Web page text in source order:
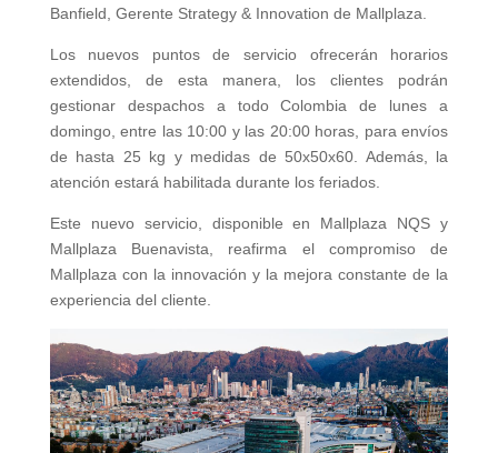
Banfield, Gerente Strategy & Innovation de Mallplaza.
Los nuevos puntos de servicio ofrecerán horarios
extendidos, de esta manera, los clientes podrán
gestionar despachos a todo Colombia de lunes a
domingo, entre las 10:00 y las 20:00 horas, para envíos
de hasta 25 kg y medidas de 50x50x60. Además, la
atención estará habilitada durante los feriados.
Este nuevo servicio, disponible en Mallplaza NQS y
Mallplaza Buenavista, reafirma el compromiso de
Mallplaza con la innovación y la mejora constante de la
experiencia del cliente.